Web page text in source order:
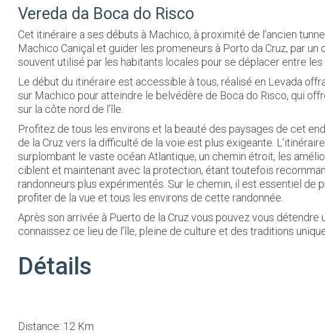
Vereda da Boca do Risco
Cet itinéraire a ses débuts à Machico, à proximité de l’ancien
Machico Caniçal et guider les promeneurs à Porto da Cruz, par un
souvent utilisé par les habitants locales pour se déplacer entre les
Le début du itinéraire est accessible à tous, réalisé en Levada
sur Machico pour atteindre le belvédère de Boca do Risco, qui
sur la côte nord de l’île.
Profitez de tous les environs et la beauté des paysages de cet
de la Cruz vers la difficulté de la voie est plus exigeante.
surplombant le vaste océan Atlantique, un chemin étroit, les
ciblent et maintenant avec la protection, étant toutefois
randonneurs plus expérimentés. Sur le chemin, il est essentiel de
profiter de la vue et tous les environs de cette randonnée.
Après son arrivée à Puerto de la Cruz vous pouvez vous détendre
connaissez ce lieu de l’île, pleine de culture et des traditions
Détails
Distance: 12 Km